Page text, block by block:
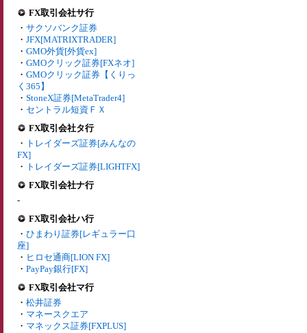
FX取引会社サ行
・ サクソバンク証券
・ JFX[MATRIXTRADER]
・ GMO外貨[外貨ex]
・ GMOクリック証券[FXネオ]
・ GMOクリック証券【くりっ
く365】
・ StoneX証券[MetaTrader4]
・ セントラル短資ＦＸ
FX取引会社タ行
・ トレイダーズ証券[みんなの
FX]
・ トレイダーズ証券[LIGHTFX]
FX取引会社ナ行
-
FX取引会社ハ行
・ ひまわり証券[レギュラー口
座]
・ ヒロセ通商[LION FX]
・ PayPay銀行[FX]
FX取引会社マ行
・ 松井証券
・ マネースクエア
・ マネックス証券[FXPLUS]